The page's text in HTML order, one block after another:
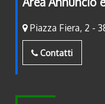
Piazza Fiera, 2 -
Contatti